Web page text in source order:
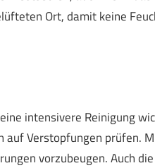
Ort, damit keine
intensivere Reinigung
Verstopfungen prüfen.
vorzubeugen. Auch